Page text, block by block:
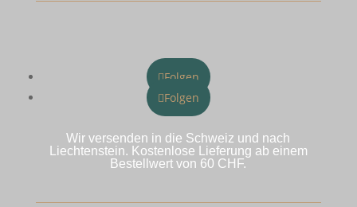
Folgen
Folgen
Wir versenden in die Schweiz und nach
Liechtenstein. Kostenlose Lieferung ab einem
Bestellwert von 60 CHF.